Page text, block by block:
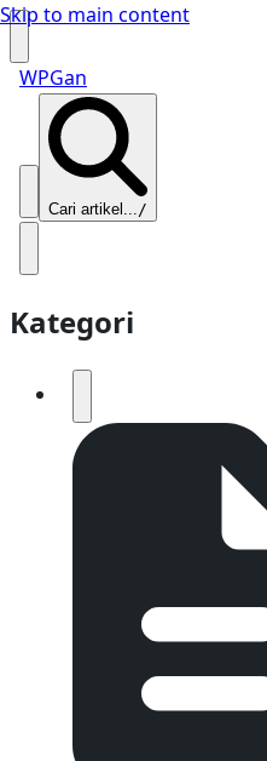
Skip to main content
WPGan
Cari artikel.../
Kategori